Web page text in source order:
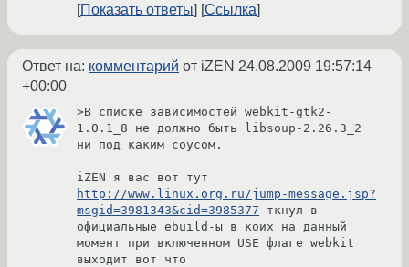
Показать ответы
Ссылка
Ответ на: комментарий от iZEN 24.08.2009 19:57:14
+00:00
>В списке зависимостей webkit-gtk2-
1.0.1_8 не должно быть libsoup-2.26.3_2
ни под каким соусом.
http://www.linux.org.ru/jump-message.jsp?
msgid=3981343&cid=3985377 ткнул в
официальные ebuild-ы в коих на данный
момент при включенном USE флаге webkit
выходит вот что